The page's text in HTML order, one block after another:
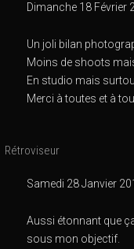
Dimanche 18 Février
Un joli bilan
Moins de shoots
En studio mais
Merci à toutes et à
Rétroviseur
Samedi 28 Janvier
Aussi étonnant que
sous mon objectif.